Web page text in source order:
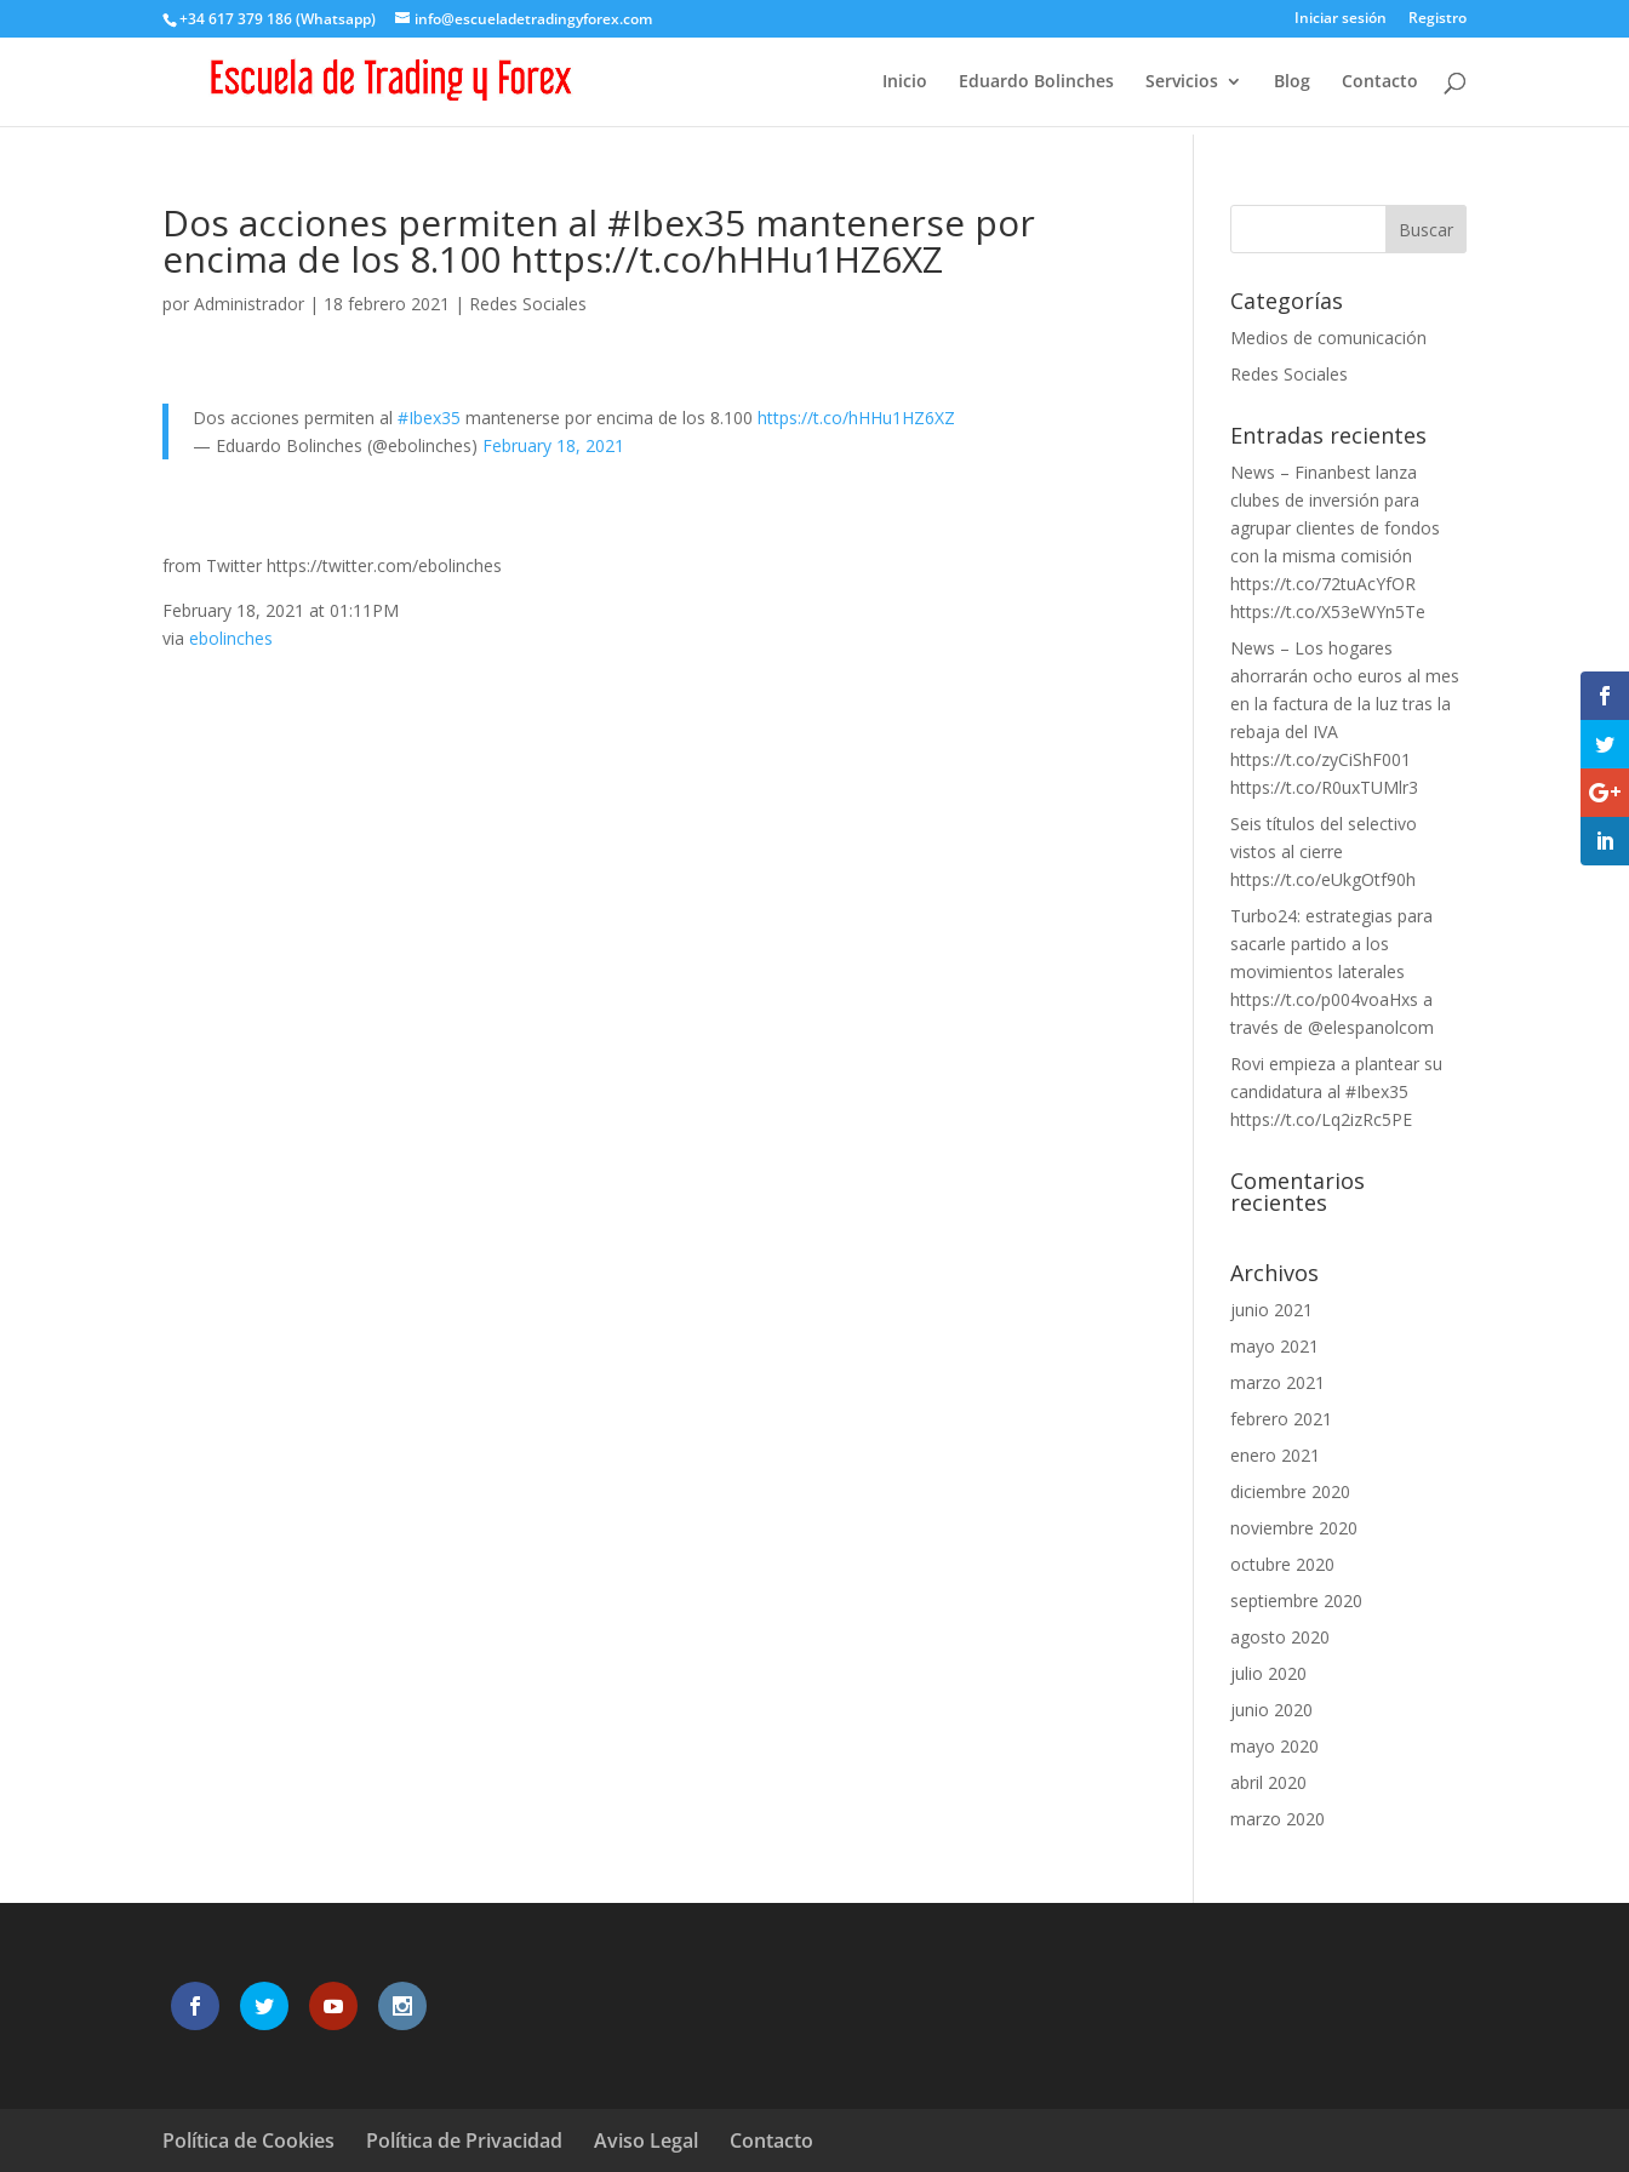
+34 617 379 186 (Whatsapp) info@escueladetradingyforex.com Iniciar sesión Registro
Inicio Eduardo Bolinches Servicios Blog Contacto
Dos acciones permiten al #Ibex35 mantenerse por
encima de los 8.100 https://t.co/hHHu1HZ6XZ
porAdministrador | 18 febrero 2021 | Redes Sociales
Dos acciones permiten al#Ibex35 mantenerse por encima de los 8.100https://t.co/hHHu1HZ6XZ
— Eduardo Bolinches (@ebolinches) February 18, 2021
from Twitter https://twitter.com/ebolinches
February 18, 2021 at 01:11PM
viaebolinches
Categorías
Medios de comunicación
Redes Sociales
Entradas recientes
News – Finanbest lanza
clubes de inversión para
agrupar clientes de fondos
con la misma comisión
https://t.co/72tuAcYfOR
https://t.co/X53eWYn5Te
News – Los hogares
ahorrarán ocho euros al mes
en la factura de la luz tras la
rebaja del IVA
https://t.co/zyCiShF001
https://t.co/R0uxTUMlr3
Seis títulos del selectivo
vistos al cierre
https://t.co/eUkgOtf90h
Turbo24: estrategias para
sacarle partido a los
movimientos laterales
https://t.co/p004voaHxs a
través de @elespanolcom
Rovi empieza a plantear su
candidatura al #Ibex35
https://t.co/Lq2izRc5PE
Comentarios
recientes
Archivos
junio 2021
mayo 2021
marzo 2021
febrero 2021
enero 2021
diciembre 2020
noviembre 2020
octubre 2020
septiembre 2020
agosto 2020
julio 2020
junio 2020
mayo 2020
abril 2020
marzo 2020
Política de Cookies Política de Privacidad Aviso Legal Contacto